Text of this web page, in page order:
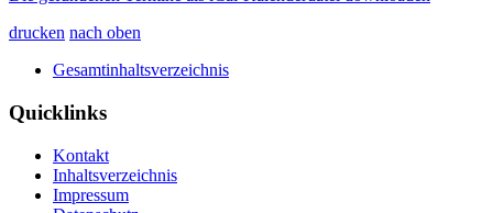
drucken nach oben
Gesamtinhaltsverzeichnis
Quicklinks
Kontakt
Inhaltsverzeichnis
Impressum